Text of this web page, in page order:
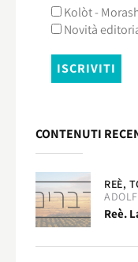
Kolòt -
Novità
CONTENUTI
REÈ,
Reè.